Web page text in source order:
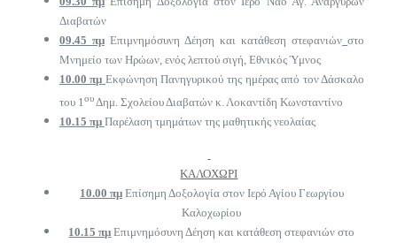
Διαβατών
09.45 πμΕπιμνημόσυνη Δέηση και κατάθεση στεφανιών στο
Μνημείο των Ηρώων, ενός λεπτού σιγή, Εθνικός Ύμνος
10.00 πμ Εκφώνηση Πανηγυρικού της ημέρας από τον Δάσκαλο
του 1 ουΔημ. Σχολείου Διαβατών κ. Λοκαντίδη Κωνσταντίνο
10.15 πμ Παρέλαση τμημάτων της μαθητικής νεολαίας
ΚΑΛΟΧΩΡΙ
10.00 πμΕπίσημη Δοξολογία στον Ιερό Αγίου Γεωργίου
Καλοχωρίου
10.15 πμ Επιμνημόσυνη Δέηση και κατάθεση στεφανιών στο